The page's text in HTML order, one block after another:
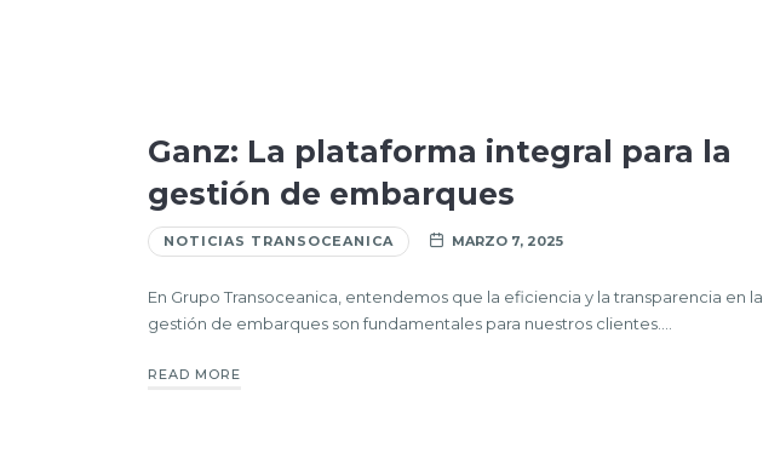
Ganz: La plataforma integral para la
gestión de embarques
NOTICIAS TRANSOCEANICA MARZO 7, 2025
En Grupo Transoceanica, entendemos que la eficiencia y la transparencia en la
gestión de embarques son fundamentales para nuestros clientes….
READ MORE